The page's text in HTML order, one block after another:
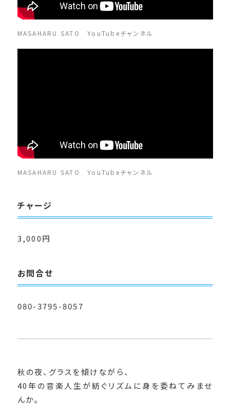
MASAHARU SATO YouTubeチャンネル
MASAHARU SATO YouTubeチャンネル
チャージ
3,000円
お問合せ
080-3795-8057
秋の夜、グラスを傾けながら、
40年の音楽人生が紡ぐリズムに身を委ねてみませ
んか。